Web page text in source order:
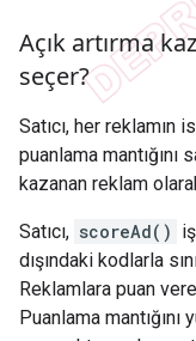
Açık artırma
seçer?
Satıcı, her reklamın
puanlama mantığını
kazanan reklam
Satıcı, scoreAd()
dışındaki kodlarla
Reklamlara puan
Puanlama